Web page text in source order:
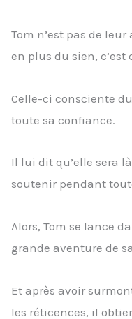
Tom n’est pas de
en plus du sien, c’est
Celle-ci consciente
toute sa confiance.
Il lui dit qu’elle sera
soutenir pendant
Alors, Tom se lance
grande aventure de
Et après avoir
les réticences, il